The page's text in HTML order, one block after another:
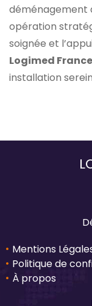
déménagement
opération
soignée et
Logimed France
installation
Mentions
Politique de
À propos